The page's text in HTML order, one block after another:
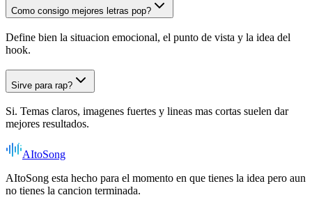
Como consigo mejores letras pop?
Define bien la situacion emocional, el punto de vista y la idea del
hook.
Sirve para rap?
Si. Temas claros, imagenes fuertes y lineas mas cortas suelen dar
mejores resultados.
AItoSong
AItoSong esta hecho para el momento en que tienes la idea pero aun
no tienes la cancion terminada.